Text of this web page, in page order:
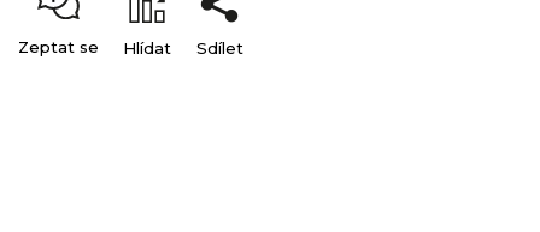
Zeptat se Hlídat Sdílet